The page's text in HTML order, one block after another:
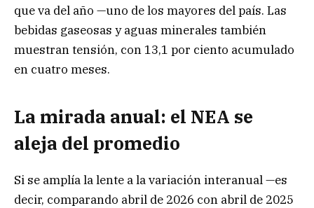
que va del año —uno de los mayores del país. Las
bebidas gaseosas y aguas minerales también
muestran tensión, con 13,1 por ciento acumulado
en cuatro meses.
La mirada anual: el NEA se
aleja del promedio
Si se amplía la lente a la variación interanual —es
decir, comparando abril de 2026 con abril de 2025